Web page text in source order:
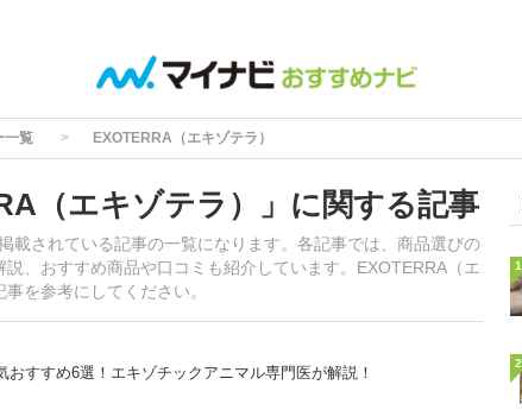
一覧 EXOTERRA（エキゾテラ）
（エキゾテラ）」に関する記事
載されている記事の一覧になります。各記事では、商品選びの
、おすすめ商品や口コミも紹介しています。EXOTERRA（エ
を参考にしてください。
おすすめ6選！エキゾチックアニマル専門医が解説！
1
2